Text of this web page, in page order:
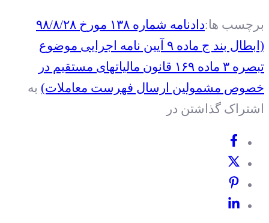
برچسب ها:
دادنامه شماره ۱۳۸ مورخ ۹۸/۸/۲۸
(ابطال بند ج ماده ۹ آیین نامه اجرایی موضوع
تبصره ۳ ماده ۱۶۹ قانون مالیاتهای مستقیم در
خصوص مشمولین ارسال فهرست معاملات) به
اشتراک گذاشتن در